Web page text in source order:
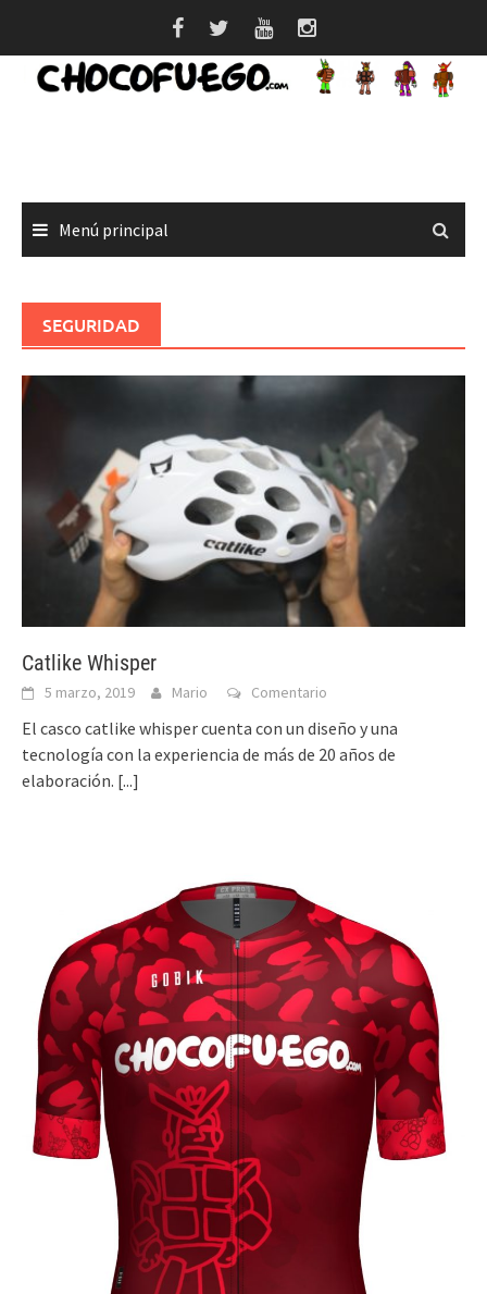
contenido
Menú principal
SEGURIDAD
Catlike Whisper
5 marzo, 2019 Mario Comentario
El casco catlike whisper cuenta con un diseño y una
tecnología con la experiencia de más de 20 años de
elaboración. [...]